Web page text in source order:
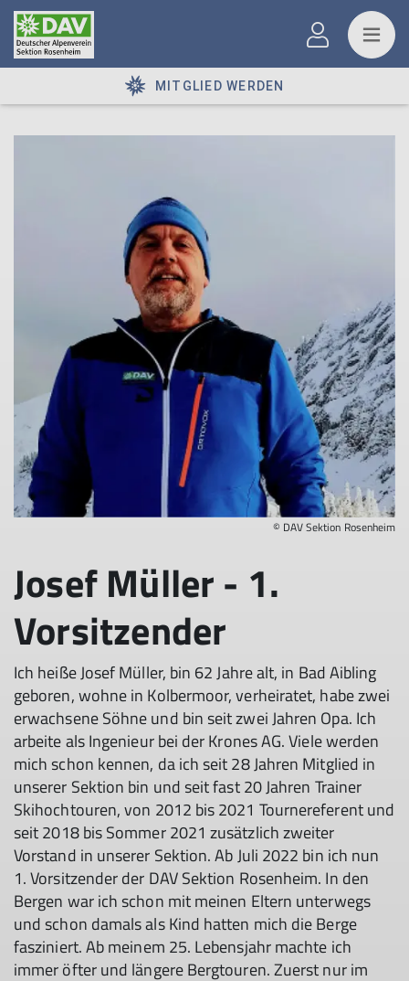
MITGLIED WERDEN
© DAV Sektion Rosenheim
Josef Müller - 1.
Vorsitzender
Ich heiße Josef Müller, bin 62 Jahre alt, in Bad Aibling
geboren, wohne in Kolbermoor, verheiratet, habe zwei
erwachsene Söhne und bin seit zwei Jahren Opa. Ich
arbeite als Ingenieur bei der Krones AG. Viele werden
mich schon kennen, da ich seit 28 Jahren Mitglied in
unserer Sektion bin und seit fast 20 Jahren Trainer
Skihochtouren, von 2012 bis 2021 Tournereferent und
seit 2018 bis Sommer 2021 zusätzlich zweiter
Vorstand in unserer Sektion. Ab Juli 2022 bin ich nun
1. Vorsitzender der DAV Sektion Rosenheim. In den
Bergen war ich schon mit meinen Eltern unterwegs
und schon damals als Kind hatten mich die Berge
fasziniert. Ab meinem 25. Lebensjahr machte ich
immer öfter und längere Bergtouren. Zuerst nur im